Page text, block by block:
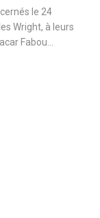
le 24
Wright, à leurs
Fabou…